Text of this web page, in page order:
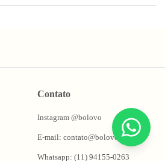
Contato
Instagram @bolovo
E-mail: contato@bolovo.com.br
Whatsapp: (11) 94155-0263